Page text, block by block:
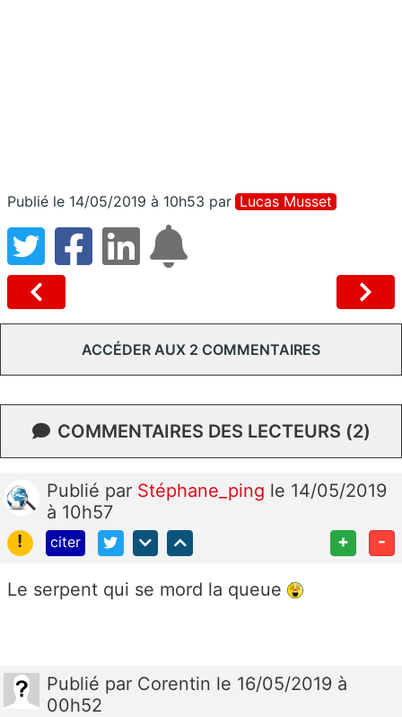
Publié le 14/05/2019 à 10h53 par Lucas Musset
ACCÉDER AUX 2 COMMENTAIRES
COMMENTAIRES DES LECTEURS (2)
Publié par Stéphane_ping le 14/05/2019
à 10h57
!
citer + -
Le serpent qui se mord la queue
Publié par Corentin le 16/05/2019 à
00h52